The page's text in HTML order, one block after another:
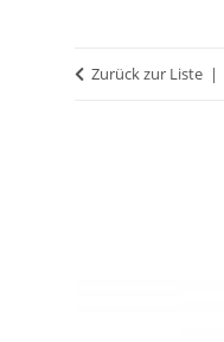
Zurück zur Liste